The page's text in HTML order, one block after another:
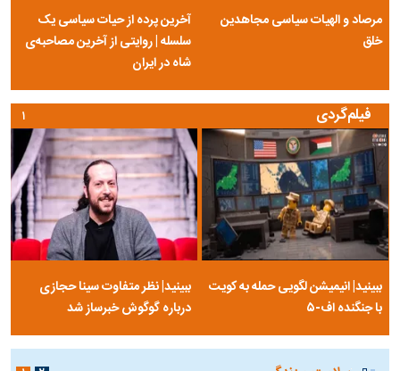
مرصاد و الهیات سیاسی مجاهدین
خلق
آخرین پرده از حیات سیاسی یک
سلسله | روایتی از آخرین مصاحبه‌ی
شاه در ایران
فیلم‌گردی
ببینید| انیمیشن لگویی حمله به کویت
با جنگنده اف-۵
ببینید| نظر متفاوت سینا حجازی
درباره گوگوش خبرساز شد
۱